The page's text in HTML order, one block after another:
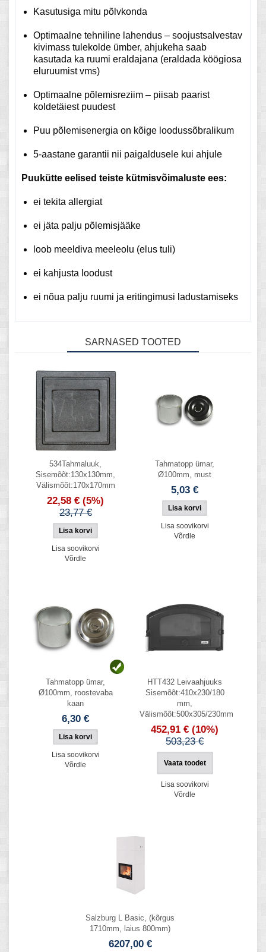
Kasutusiga mitu põlvkonda
Optimaalne tehniline lahendus – soojustsalvestav
kivimass tulekolde ümber, ahjukeha saab
kasutada ka ruumi eraldajana (eraldada köögiosa
eluruumist vms)
Optimaalne põlemisreziim – piisab paarist
koldetäiest puudest
Puu põlemisenergia on kõige loodussõbralikum
5-aastane garantii nii paigaldusele kui ahjule
Puukütte eelised teiste kütmisvõimaluste ees:
ei tekita allergiat
ei jäta palju põlemisjääke
loob meeldiva meeleolu (elus tuli)
ei kahjusta loodust
ei nõua palju ruumi ja eritingimusi ladustamiseks
SARNASED TOOTED
534Tahmaluuk,
Sisemõõt:130x130mm,
Välismõõt:170x170mm
22,58 € (5%)
23,77 €
Lisa soovikorvi
Võrdle
Tahmatopp ümar,
Ø100mm, must
5,03 €
Lisa soovikorvi
Võrdle
Tahmatopp ümar,
Ø100mm, roostevaba
kaan
6,30 €
Lisa soovikorvi
Võrdle
HTT432 Leivaahjuuks
Sisemõõt:410x230/180
mm,
Välismõõt:500x305/230mm
452,91 € (10%)
503,23 €
Vaata toodet
Lisa soovikorvi
Võrdle
Salzburg L Basic, (kõrgus
1710mm, laius 800mm)
6207,00 €